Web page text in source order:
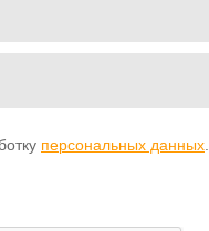
персональных данных.